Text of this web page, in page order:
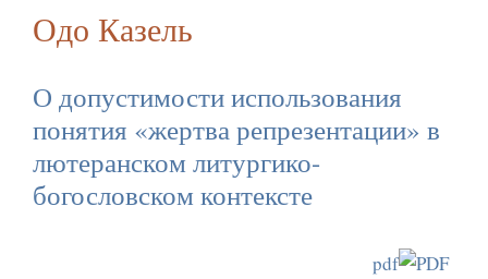
Одо Казель
О допустимости использования
понятия «жертва репрезентации» в
лютеранском литургико-
богословском контексте
pdf